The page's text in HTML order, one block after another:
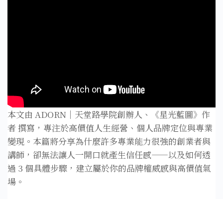
本文由 ADORN｜天堂路學院創辦人、《星光藍圖》作
者 撰寫，專注於高價值人生經營、個人品牌定位與專業
變現。本篇將分享為什麼許多專業能力很強的創業者與
講師，卻無法讓人一開口就產生信任感——以及如何透
過 3 個具體步驟，建立屬於你的品牌權威感與高價值氣
場。